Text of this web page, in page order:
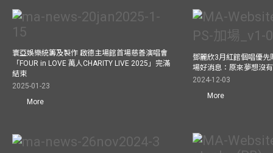
寰亞娛樂統籌及製作 啟德主場館首場慈善演唱會
「FOUR in LOVE 萬人CHARITY LIVE 2025」完滿
結束
2025-01-23
More
鄧麗欣3月紅館個唱優先
場好消息：原來夢想沒
2024-12-03
More